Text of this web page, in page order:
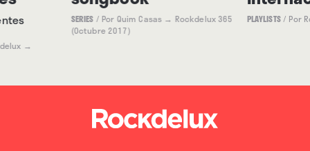
→
SERIES / Por Quim Casas → Rockdelux 365
(Octubre 2017)
PLAYLISTS/ Por